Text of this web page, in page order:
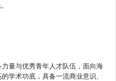
量与优秀青年人才队伍，面向海
学术功底，具备一流商业意识、